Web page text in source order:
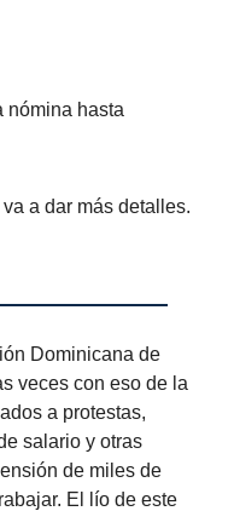
nómina hasta
a dar más detalles.
Dominicana de
veces con eso de la
a protestas,
salario y otras
de miles de
El lío de este